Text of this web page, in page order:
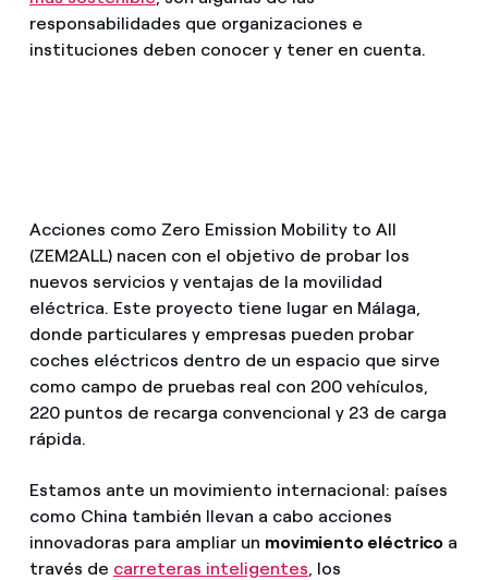
responsabilidades que organizaciones e
instituciones deben conocer y tener en cuenta.
Acciones como Zero Emission Mobility to All
(ZEM2ALL) nacen con el objetivo de probar los
nuevos servicios y ventajas de la movilidad
eléctrica. Este proyecto tiene lugar en Málaga,
donde particulares y empresas pueden probar
coches eléctricos dentro de un espacio que sirve
como campo de pruebas real con 200 vehículos,
220 puntos de recarga convencional y 23 de carga
rápida.
Estamos ante un movimiento internacional: países
como China también llevan a cabo acciones
innovadoras para ampliar un movimiento eléctrico a
través de carreteras inteligentes , los